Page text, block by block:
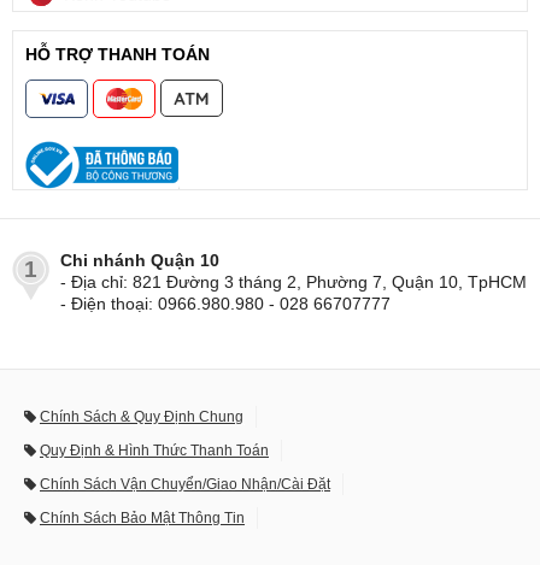
HỖ TRỢ THANH TOÁN
1
Chi nhánh Quận 10
- Địa chỉ: 821 Đường 3 tháng 2, Phường 7, Quận 10, TpHCM
- Điện thoại: 0966.980.980 - 028 66707777
Chính Sách & Quy Định Chung
Quy Định & Hình Thức Thanh Toán
Chính Sách Vận Chuyển/Giao Nhận/Cài Đặt
Chính Sách Bảo Mật Thông Tin